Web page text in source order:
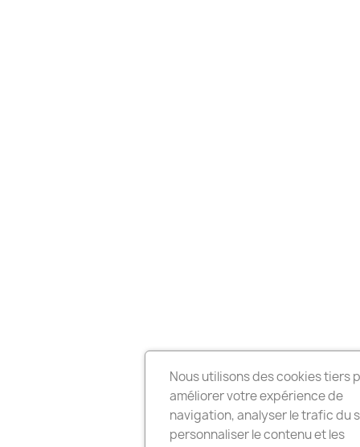
Nous utilisons des cookies tiers
améliorer votre expérience de
navigation, analyser le trafic du
personnaliser le contenu et les